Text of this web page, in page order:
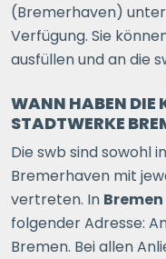
(Bremerhaven) unter
Verfügung. Sie
ausfüllen und an die
WANN HABEN DIE
STADTWERKE
Die swb sind sowohl
Bremerhaven mit
vertreten. In Bremen
folgender Adresse:
Bremen. Bei allen